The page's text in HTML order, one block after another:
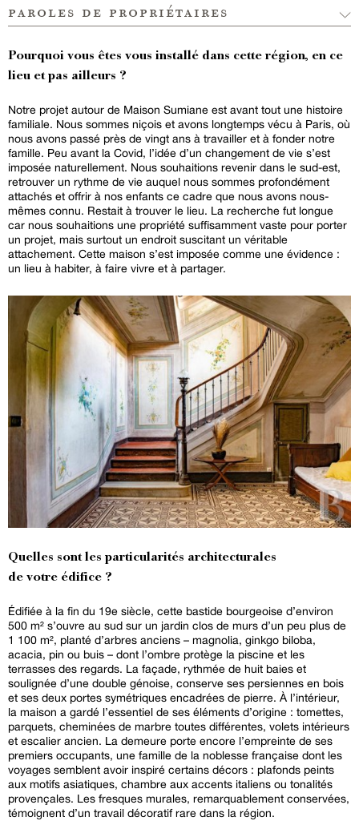
paroles de propriétaires
Pourquoi vous êtes vous installé dans cette région, en ce
lieu et pas ailleurs ?
Notre projet autour de Maison Sumiane est avant tout une histoire
familiale. Nous sommes niçois et avons longtemps vécu à Paris, où
nous avons passé près de vingt ans à travailler et à fonder notre
famille. Peu avant la Covid, l’idée d’un changement de vie s’est
imposée naturellement. Nous souhaitions revenir dans le sud-est,
retrouver un rythme de vie auquel nous sommes profondément
attachés et offrir à nos enfants ce cadre que nous avons nous-
mêmes connu. Restait à trouver le lieu. La recherche fut longue
car nous souhaitions une propriété suffisamment vaste pour porter
un projet, mais surtout un endroit suscitant un véritable
attachement. Cette maison s’est imposée comme une évidence :
un lieu à habiter, à faire vivre et à partager.
Quelles sont les particularités architecturales
de votre édifice ?
Édifiée à la fin du 19e siècle, cette bastide bourgeoise d’environ
500 m² s’ouvre au sud sur un jardin clos de murs d’un peu plus de
1 100 m², planté d’arbres anciens – magnolia, ginkgo biloba,
acacia, pin ou buis – dont l’ombre protège la piscine et les
terrasses des regards. La façade, rythmée de huit baies et
soulignée d’une double génoise, conserve ses persiennes en bois
et ses deux portes symétriques encadrées de pierre. À l’intérieur,
la maison a gardé l’essentiel de ses éléments d’origine : tomettes,
parquets, cheminées de marbre toutes différentes, volets intérieurs
et escalier ancien. La demeure porte encore l’empreinte de ses
premiers occupants, une famille de la noblesse française dont les
voyages semblent avoir inspiré certains décors : plafonds peints
aux motifs asiatiques, chambre aux accents italiens ou tonalités
provençales. Les fresques murales, remarquablement conservées,
témoignent d’un travail décoratif rare dans la région.